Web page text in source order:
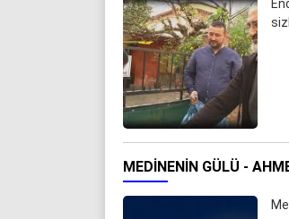
MEDINENIN GÜLÜ -